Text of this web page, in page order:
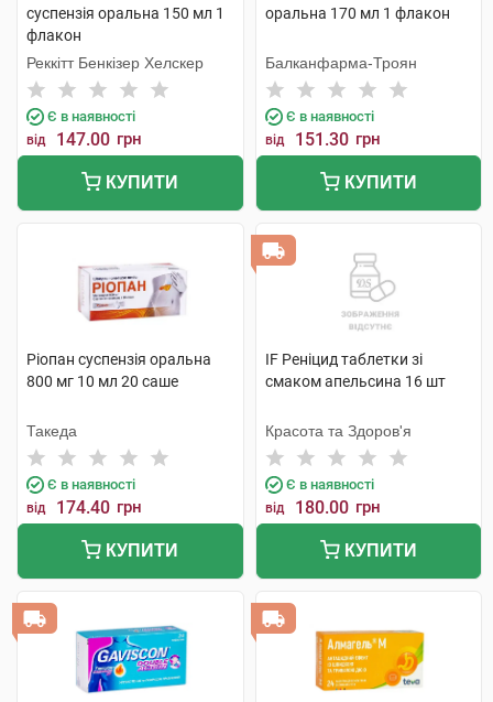
суспензія оральна 150 мл 1
флакон
Реккітт Бенкізер Хелскер
Є в наявності
від 147.00 грн
КУПИТИ
оральна 170 мл 1 флакон
Балканфарма-Троян
Є в наявності
від 151.30 грн
КУПИТИ
Ріопан суспензія оральна
800 мг 10 мл 20 саше
Такеда
Є в наявності
від 174.40 грн
КУПИТИ
IF Реніцид таблетки зі
смаком апельсина 16 шт
Красота та Здоров'я
Є в наявності
від 180.00 грн
КУПИТИ